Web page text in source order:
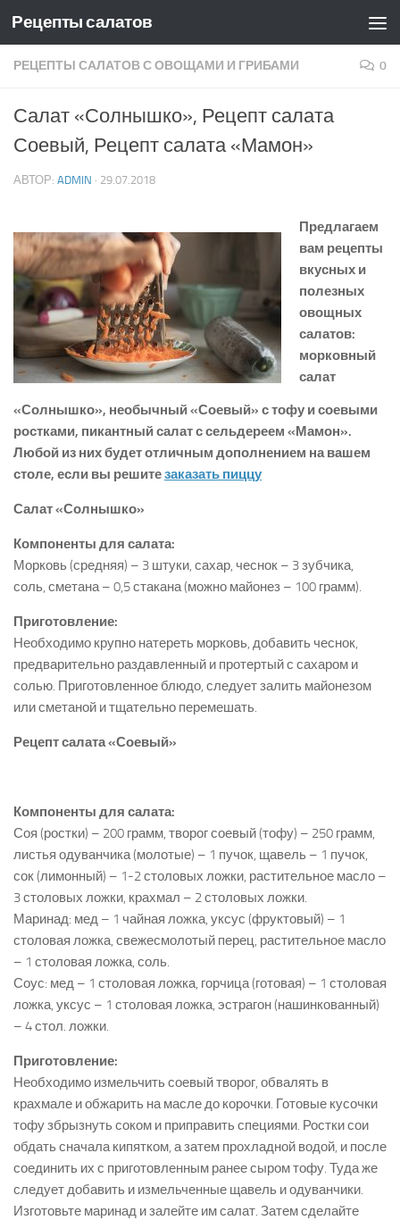
Skip to content
Рецепты салатов
РЕЦЕПТЫ САЛАТОВ С ОВОЩАМИ И ГРИБАМИ 0
Салат «Солнышко», Рецепт салата
Соевый, Рецепт салата «Мамон»
АВТОР: ADMIN · 29.07.2018
Предлагаем
вам рецепты
вкусных и
полезных
овощных
салатов:
морковный
салат
«Солнышко», необычный «Соевый» с тофу и соевыми
ростками, пикантный салат с сельдереем «Мамон».
Любой из них будет отличным дополнением на вашем
столе, если вы решитезаказать пиццу
Салат «Солнышко»
Компоненты для салата:
Морковь (средняя) – 3 штуки, сахар, чеснок – 3 зубчика,
соль, сметана – 0,5 стакана (можно майонез – 100 грамм).
Приготовление:
Необходимо крупно натереть морковь, добавить чеснок,
предварительно раздавленный и протертый с сахаром и
солью. Приготовленное блюдо, следует залить майонезом
или сметаной и тщательно перемешать.
Рецепт салата «Соевый»
Компоненты для салата:
Соя (ростки) – 200 грамм, творог соевый (тофу) – 250 грамм,
листья одуванчика (молотые) – 1 пучок, щавель – 1 пучок,
сок (лимонный) – 1-2 столовых ложки, растительное масло –
3 столовых ложки, крахмал – 2 столовых ложки.
Маринад: мед – 1 чайная ложка, уксус (фруктовый) – 1
столовая ложка, свежесмолотый перец, растительное масло
– 1 столовая ложка, соль.
Соус: мед – 1 столовая ложка, горчица (готовая) – 1 столовая
ложка, уксус – 1 столовая ложка, эстрагон (нашинкованный)
– 4 стол. ложки.
Приготовление:
Необходимо измельчить соевый творог, обвалять в
крахмале и обжарить на масле до корочки. Готовые кусочки
тофу збрызнуть соком и приправить специями. Ростки сои
обдать сначала кипятком, а затем прохладной водой, и после
соединить их с приготовленным ранее сыром тофу. Туда же
следует добавить и измельченные щавель и одуванчики.
Изготовьте маринад и залейте им салат. Затем сделайте